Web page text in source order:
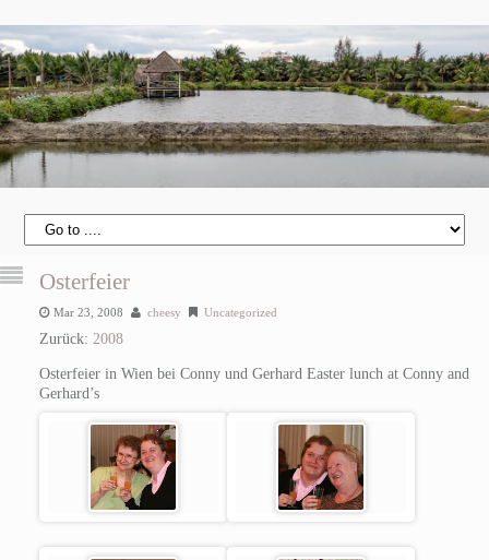
Osterfeier
Mar 23, 2008 cheesy Uncategorized
Zurück: 2008
Osterfeier in Wien bei Conny und Gerhard Easter lunch at Conny and
Gerhard’s